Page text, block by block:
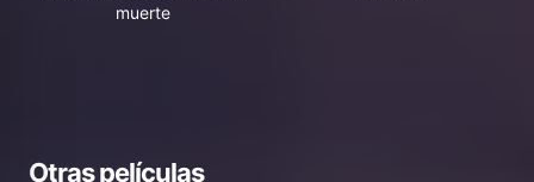
muerte
Otras películas